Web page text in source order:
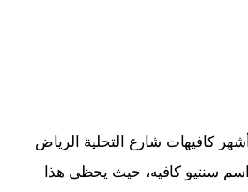
كافيهات شارع التحلية الرياض
سنتيو كافيه، حيث يحظى هذا